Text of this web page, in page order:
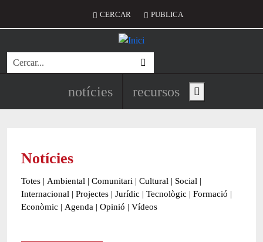
Menú del compte d'usuari
CERCAR PUBLICA
Cerca
Navegació principal de
notícies recursos Show main menu
Notícies
Totes | Ambiental | Comunitari | Cultural | Social |
Internacional | Projectes | Jurídic | Tecnològic | Formació |
Econòmic | Agenda | Opinió | Vídeos